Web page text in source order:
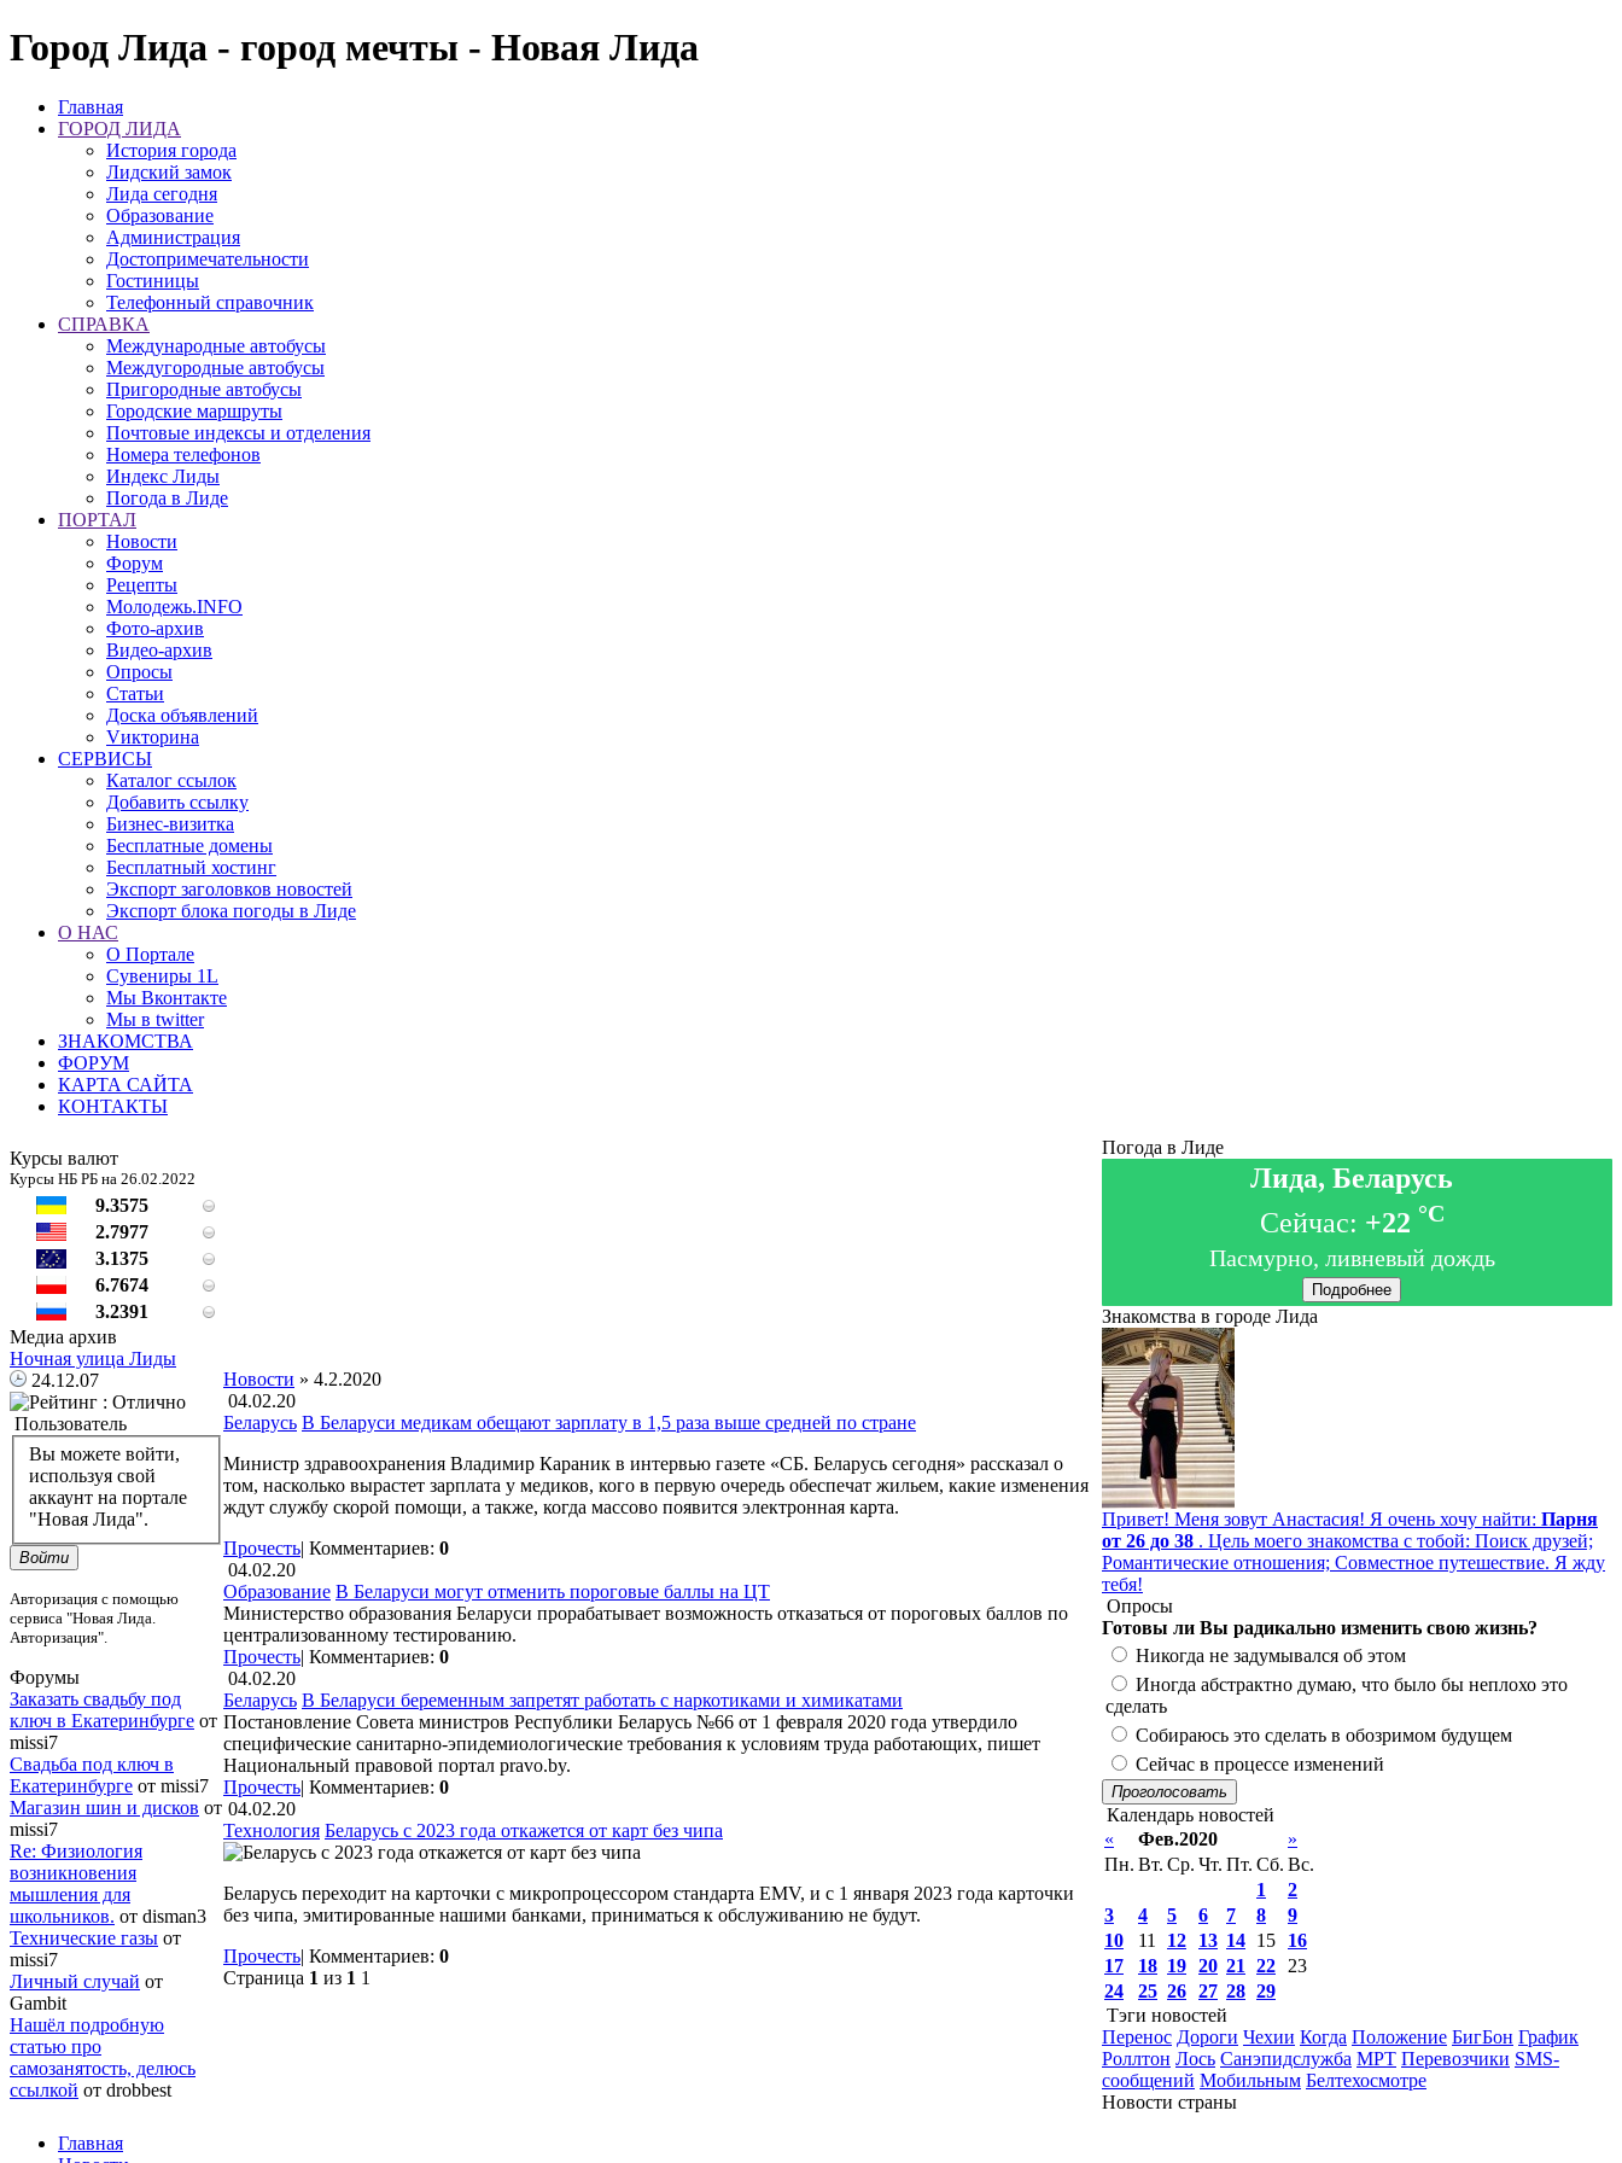
Город Лида - город мечты - Новая Лида
Главная
ГОРОД ЛИДА
История города
Лидский замок
Лида сегодня
Образование
Администрация
Достопримечательности
Гостиницы
Телефонный справочник
СПРАВКА
Международные автобусы
Междугородные автобусы
Пригородные автобусы
Городские маршруты
Почтовые индексы и отделения
Номера телефонов
Индекс Лиды
Погода в Лиде
ПОРТАЛ
Новости
Форум
Рецепты
Молодежь.INFO
Фото-архив
Видео-архив
Опросы
Статьи
Доска объявлений
Vикторина
СЕРВИСЫ
Каталог ссылок
Добавить ссылку
Бизнес-визитка
Бесплатные домены
Бесплатный хостинг
Экспорт заголовков новостей
Экспорт блока погоды в Лиде
О НАС
О Портале
Сувениры 1L
Мы Вконтакте
Мы в twitter
ЗНАКОМСТВА
ФОРУМ
КАРТА САЙТА
КОНТАКТЫ
Курсы валют
Курсы НБ РБ на 26.02.2022
9.3575
2.7977
3.1375
6.7674
3.2391
Медиа архив
Ночная улица Лиды
24.12.07
Пользователь
Вы можете войти,
используя свой
аккаунт на портале
"Новая Лида".
Войти
Авторизация с помощью
сервиса "Новая Лида.
Авторизация".
Форумы
Заказать свадьбу под
ключ в Екатеринбурге от
missi7
Cвадьба под ключ в
Екатеринбурге от missi7
Магазин шин и дисков от
missi7
Re: Физиология
возникновения
мышления для
школьников. от disman3
Технические газы от
missi7
Личный случай от
Gambit
Нашёл подробную
статью про
самозанятость, делюсь
ссылкой от drobbest
Новости » 4.2.2020
04.02.20
Беларусь В Беларуси медикам обещают зарплату в 1,5 раза выше средней по стране
Министр здравоохранения Владимир Караник в интервью газете «СБ. Беларусь сегодня» рассказал о
том, насколько вырастет зарплата у медиков, кого в первую очередь обеспечат жильем, какие изменения
ждут службу скорой помощи, а также, когда массово появится электронная карта.
Прочесть| Комментариев: 0
04.02.20
Образование В Беларуси могут отменить пороговые баллы на ЦТ
Министерство образования Беларуси прорабатывает возможность отказаться от пороговых баллов по
централизованному тестированию.
Прочесть| Комментариев: 0
04.02.20
Беларусь В Беларуси беременным запретят работать с наркотиками и химикатами
Постановление Совета министров Республики Беларусь №66 от 1 февраля 2020 года утвердило
специфические санитарно-эпидемиологические требования к условиям труда работающих, пишет
Национальный правовой портал pravo.by.
Прочесть| Комментариев: 0
04.02.20
Технология Беларусь с 2023 года откажется от карт без чипа
Беларусь переходит на карточки с микропроцессором стандарта EMV, и с 1 января 2023 года карточки
без чипа, эмитированные нашими банками, приниматься к обслуживанию не будут.
Прочесть| Комментариев: 0
Страница 1 из 1 1
Погода в Лиде
Лида, Беларусь
Сейчас: +22 °C
Пасмурно, ливневый дождь
Подробнее
Знакомства в городе Лида
Привет! Меня зовут Анастасия! Я очень хочу найти: Парня
от 26 до 38 . Цель моего знакомства с тобой: Поиск друзей;
Романтические отношения; Совместное путешествие. Я жду
тебя!
Опросы
Готовы ли Вы радикально изменить свою жизнь?
Никогда не задумывался об этом
Иногда абстрактно думаю, что было бы неплохо это
сделать
Собираюсь это сделать в обозримом будущем
Сейчас в процессе изменений
Проголосовать
Календарь новостей
«
Фев.2020
»
Пн. Вт. Ср. Чт. Пт. Сб. Вс.
1
2
3
4 5 6 7 8
9
10
11 12 13 14 15
16
17
18 19 20 21 22
23
24
25 26 27 28 29
Тэги новостей
Перенос Дороги Чехии Когда Положение БигБон График
Роллтон Лось Санэпидслужба МРТ Перевозчики SMS-
сообщений Мобильным Белтехосмотре
Новости страны
Главная